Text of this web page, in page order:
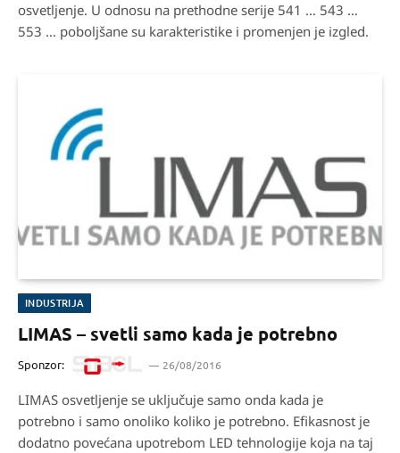
osvetljenje. U odnosu na prethodne serije 541 … 543 …
553 … poboljšane su karakteristike i promenjen je izgled.
INDUSTRIJA
LIMAS – svetli samo kada je potrebno
Sponzor: 26/08/2016
LIMAS osvetljenje se uključuje samo onda kada je
potrebno i samo onoliko koliko je potrebno. Efikasnost je
dodatno povećana upotrebom LED tehnologije koja na taj